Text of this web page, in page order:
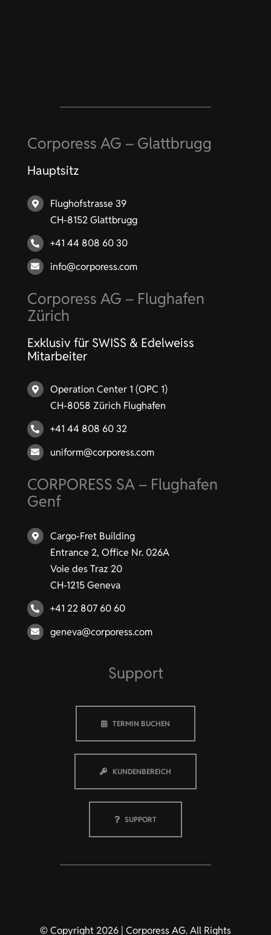
Corporess AG – Glattbrugg
Hauptsitz
Flughofstrasse 39
CH-8152 Glattbrugg
+41 44 808 60 30
info@corporess.com
Corporess AG – Flughafen
Zürich
Exklusiv für SWISS & Edelweiss
Mitarbeiter
Operation Center 1 (OPC 1)
CH-8058 Zürich Flughafen
+41 44 808 60 32
uniform@corporess.com
CORPORESS SA – Flughafen
Genf
Cargo-Fret Building
Entrance 2, Office Nr. 026A
Voie des Traz 20
CH-1215 Geneva
+41 22 807 60 60
geneva@corporess.com
Support
TERMIN BUCHEN
KUNDENBEREICH
SUPPORT
© Copyright 2026 | Corporess AG. All Rights